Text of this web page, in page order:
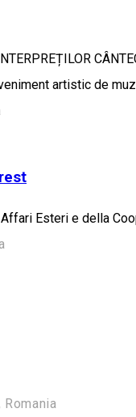
artistic de
Esteri e della